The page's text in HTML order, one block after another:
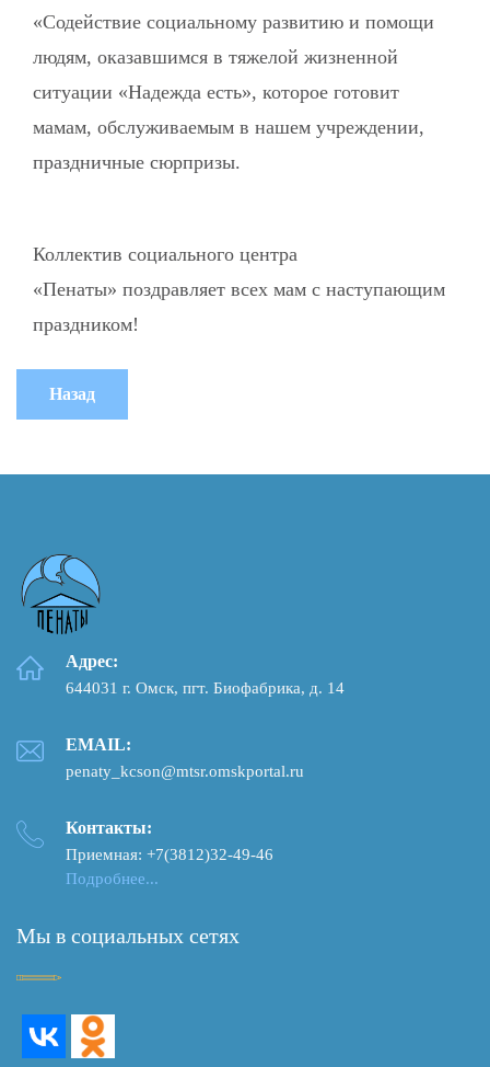
«Содействие социальному развитию и помощи
людям, оказавшимся в тяжелой жизненной
ситуации «Надежда есть», которое готовит
мамам, обслуживаемым в нашем учреждении,
праздничные сюрпризы.
Коллектив социального центра
«Пенаты» поздравляет всех мам с наступающим
праздником!
Адрес:
644031 г. Омск, пгт. Биофабрика, д. 14
EMAIL:
penaty_kcson@mtsr.omskportal.ru
Контакты:
Приемная: +7(3812)32-49-46
Подробнее...
Мы в социальных сетях